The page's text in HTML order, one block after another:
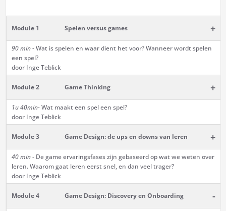
Module 1 Spelen versus games +
90 min- Wat is spelen en waar dient het voor? Wanneer wordt spelen
een spel?
door Inge Teblick
Module 2 Game Thinking +
1u 40min-Wat maakt een spel een spel?
door Inge Teblick
Module 3 Game Design: de ups en downs van leren +
40 min- De game ervaringsfases zijn gebaseerd op wat we weten over
leren. Waarom gaat leren eerst snel, en dan veel trager?
door Inge Teblick
Module 4 Game Design: Discovery en Onboarding -